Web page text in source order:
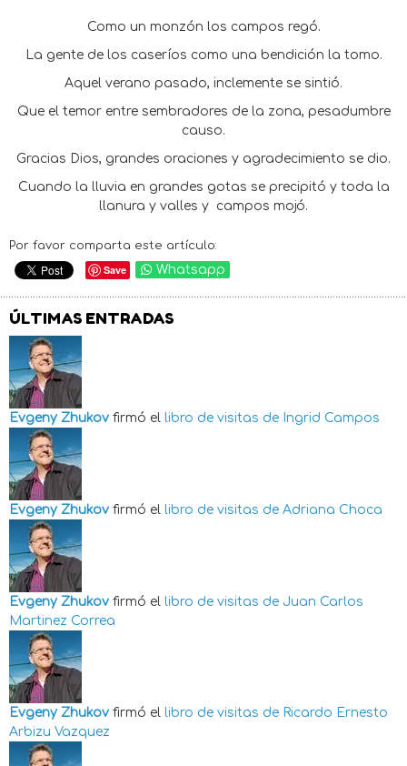
Como un monzón los campos regó.
La gente de los caseríos como una bendición la tomo.
Aquel verano pasado, inclemente se sintió.
Que el temor entre sembradores de la zona, pesadumbre
causo.
Gracias Dios, grandes oraciones y agradecimiento se dio.
Cuando la lluvia en grandes gotas se precipitó y toda la
llanura y valles y campos mojó.
Por favor comparta este artículo:
Save Whatsapp
ÚLTIMAS ENTRADAS
Evgeny Zhukov firmó el libro de visitas de Ingrid Campos
Evgeny Zhukov firmó el libro de visitas de Adriana Choca
Evgeny Zhukov firmó el libro de visitas de Juan Carlos
Martinez Correa
Evgeny Zhukov firmó el libro de visitas de Ricardo Ernesto
Arbizu Vazquez